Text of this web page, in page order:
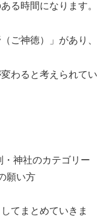
る時間になります。
ご神徳）」があり、
わると考えられてい
神社のカテゴリー
願い方
てまとめていきま